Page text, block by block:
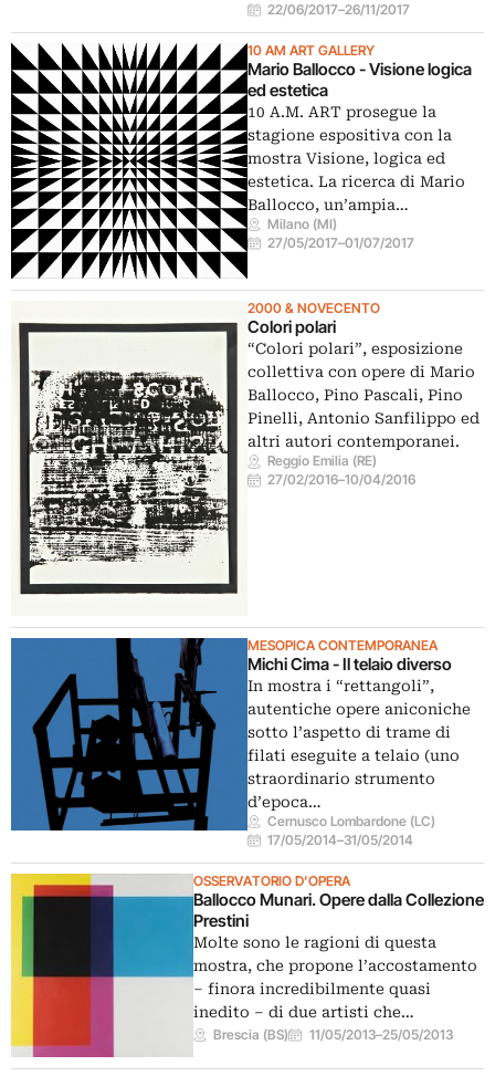
22/06/2017–26/11/2017
10 AM ART GALLERY
Mario Ballocco - Visione logica
ed estetica
10 A.M. ART prosegue la
stagione espositiva con la
mostra Visione, logica ed
estetica. La ricerca di Mario
Ballocco, un’ampia…
Milano (MI)
27/05/2017–01/07/2017
2000 & NOVECENTO
Colori polari
“Colori polari”, esposizione
collettiva con opere di Mario
Ballocco, Pino Pascali, Pino
Pinelli, Antonio Sanfilippo ed
altri autori contemporanei.
Reggio Emilia (RE)
27/02/2016–10/04/2016
MESOPICA CONTEMPORANEA
Michi Cima - Il telaio diverso
In mostra i “rettangoli”,
autentiche opere aniconiche
sotto l’aspetto di trame di
filati eseguite a telaio (uno
straordinario strumento
d’epoca…
Cernusco Lombardone (LC)
17/05/2014–31/05/2014
OSSERVATORIO D'OPERA
Ballocco Munari. Opere dalla Collezione
Prestini
Molte sono le ragioni di questa
mostra, che propone l’accostamento
– finora incredibilmente quasi
inedito – di due artisti che…
Brescia (BS) 11/05/2013–25/05/2013